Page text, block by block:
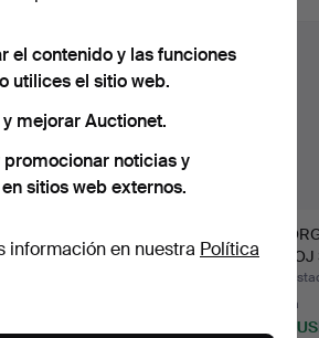
RELOJ DE BOLAS.
1 puja
290
el contenido y las funciones
utilices el sitio web.
mejorar Auctionet.
promocionar noticias y
sitios web externos.
información en nuestra Política